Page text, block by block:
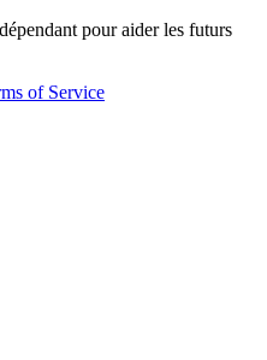
pour aider les futurs
of Service